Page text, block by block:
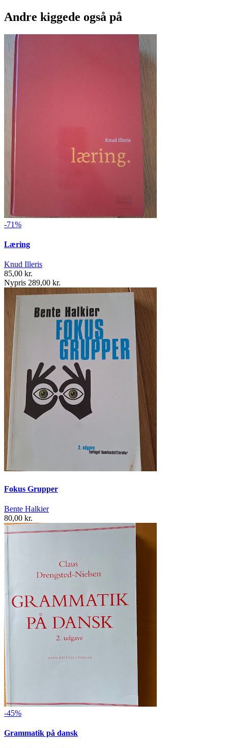
Andre kiggede også på
-71%
Læring
Knud Illeris
85,00 kr.
Nypris 289,00 kr.
Fokus Grupper
Bente Halkier
80,00 kr.
-45%
Grammatik på dansk